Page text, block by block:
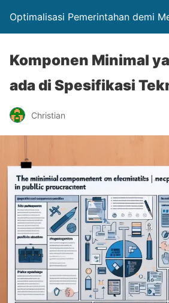
Optimalisasi Pemerintahan demi
Komponen Minimal
ada di Spesifikasi
Christian